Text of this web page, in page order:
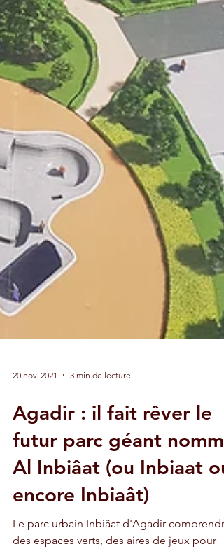
20 nov. 2021 3 min de lecture
Agadir : il fait rêver le
futur parc géant nommé
Al Inbiâat (ou Inbiaat ou